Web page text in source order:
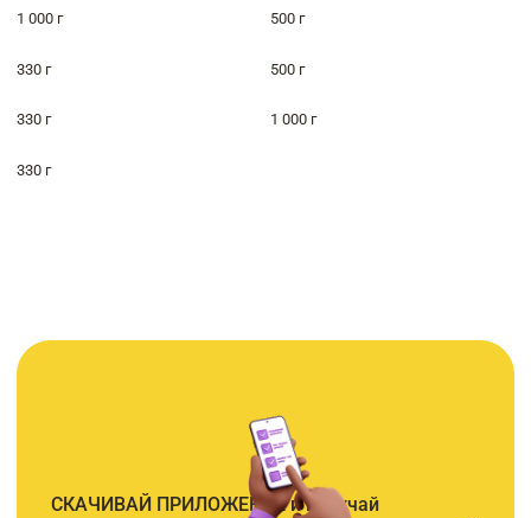
1 000 г 500 г
330 г 500 г
330 г 1 000 г
330 г
СКАЧИВАЙ ПРИЛОЖЕНИЕ и получай